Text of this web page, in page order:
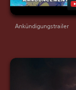
Ankündigungstrailer